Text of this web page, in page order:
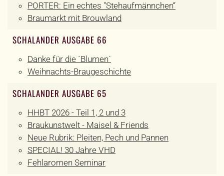
PORTER: Ein echtes "Stehaufmännchen“
Braumarkt mit Brouwland
SCHALANDER AUSGABE 66
Danke für die ´Blumen´
Weihnachts-Braugeschichte
SCHALANDER AUSGABE 65
HHBT 2026 - Teil 1, 2 und 3
Braukunstwelt - Maisel & Friends
Neue Rubrik: Pleiten, Pech und Pannen
SPECIAL! 30 Jahre VHD
Fehlaromen Seminar